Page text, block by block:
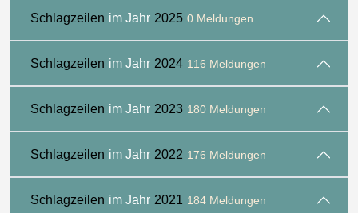
Schlagzeilen im Jahr 2025 0 Meldungen
Schlagzeilen im Jahr 2024 116 Meldungen
Schlagzeilen im Jahr 2023 180 Meldungen
Schlagzeilen im Jahr 2022 176 Meldungen
Schlagzeilen im Jahr 2021 184 Meldungen